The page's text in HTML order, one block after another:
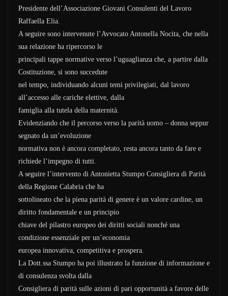
Presidente dell’Associazione Giovani Consulenti del Lavoro
Raffaella Elia.
A seguire sono intervenute l’Avvocato Antonella Nocita, che nella
sua relazione ha ripercorso le
principali tappe normative verso l’uguaglianza che, a partire dalla
Costituzione, si sono succedute
nel tempo, individuando alcuni temi privilegiati, dal lavoro
all’accesso alle cariche elettive, dalla
famiglia alla tutela della maternità.
Evidenziando che il percorso verso la parità uomo – donna seppur
segnato da un’evoluzione
normativa non è ancora completato, resta ancora tanto da fare e
richiede l’impegno di tutti.
A seguire l’intervento di Antonietta Stumpo Consigliera di Parità
della Regione Calabria che ha
sottolineato che la piena parità di genere è un valore cardine, un
diritto fondamentale e un principio
chiave del pilastro europeo dei diritti sociali nonché una
condizione essenziale per un’economia
europea innovativa, competitiva e prospera.
La Dott.ssa Stumpo ha poi illustrato la funzione di informazione e
di consulenza svolta dalla
Consigliera di parità sulle azioni di pari opportunità a favore delle